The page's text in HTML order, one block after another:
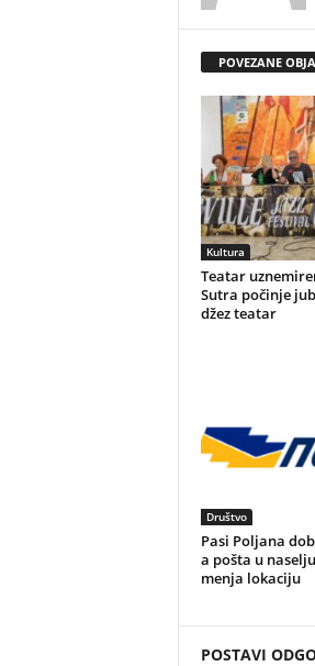
POVEZANE
Kultura
Teatar
Sutra počinje
džez teatar
Društvo
Pasi Poljana
a pošta u
menja lokaciju
POSTAVI